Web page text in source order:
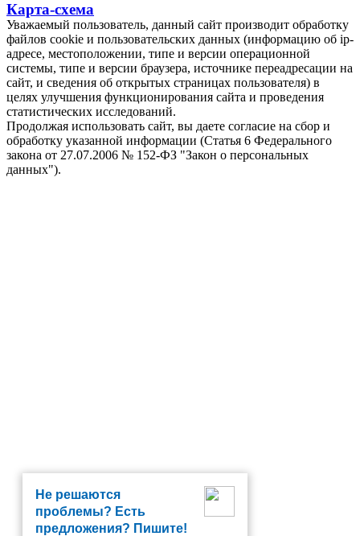
Карта-схема
Уважаемый пользователь, данный сайт производит обработку
файлов cookie и пользовательских данных (информацию об ip-
адресе, местоположении, типе и версии операционной
системы, типе и версии браузера, источнике переадресации на
сайт, и сведения об открытых страницах пользователя) в
целях улучшения функционирования сайта и проведения
статистических исследований.
Продолжая использовать сайт, вы даете согласие на сбор и
обработку указанной информации (Статья 6 Федерального
закона от 27.07.2006 № 152-ФЗ "Закон о персональных
данных").
Не решаются
проблемы? Есть
предложения? Пишите!